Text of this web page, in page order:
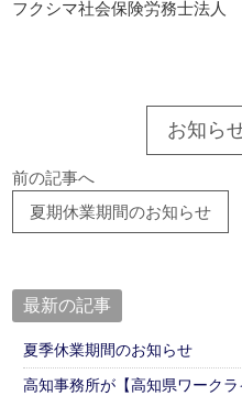
フクシマ社会保険労務士法
お知ら
前の記事へ
夏期休業期間のお知らせ
最新の記事
夏季休業期間のお知らせ
高知事務所が【高知県ワーク